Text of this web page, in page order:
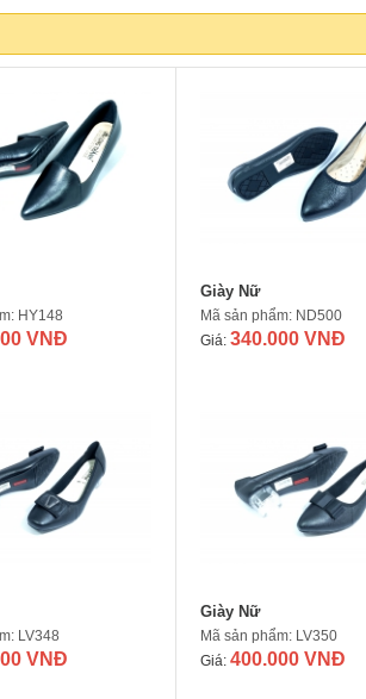
HY148
VNĐ
Giày Nữ
Mã sản phẩm: ND500
Giá: 340.000 VNĐ
LV348
VNĐ
Giày Nữ
Mã sản phẩm: LV350
Giá: 400.000 VNĐ